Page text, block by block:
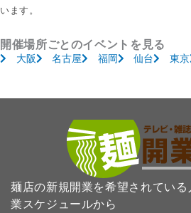
います。
開催場所ごとのイベントを見る
大阪 名古屋 福岡 仙台 東京
麺店の新規開業を希望されてい
業スケジュールから